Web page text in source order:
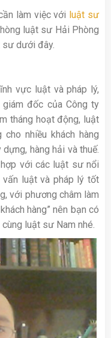
làm việc với luật sư
luật sư Hải Phòng
sư dưới đây.
vực luật và pháp lý,
đốc của Công ty
tháng hoạt động, luật
nhiều khách hàng
hàng hải và thuế.
với các luật sư nổi
luật và pháp lý tốt
với phương châm làm
hàng” nên bạn có
luật sư Nam nhé.